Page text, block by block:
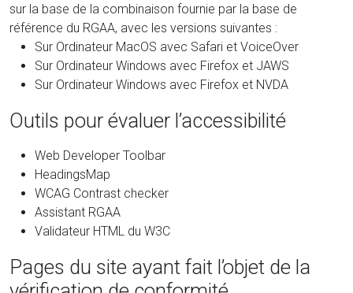
sur la base de la combinaison fournie par la base de
référence du RGAA, avec les versions suivantes :
Sur Ordinateur MacOS avec Safari et VoiceOver
Sur Ordinateur Windows avec Firefox et JAWS
Sur Ordinateur Windows avec Firefox et NVDA
Outils pour évaluer l’accessibilité
Web Developer Toolbar
HeadingsMap
WCAG Contrast checker
Assistant RGAA
Validateur HTML du W3C
Pages du site ayant fait l’objet de la